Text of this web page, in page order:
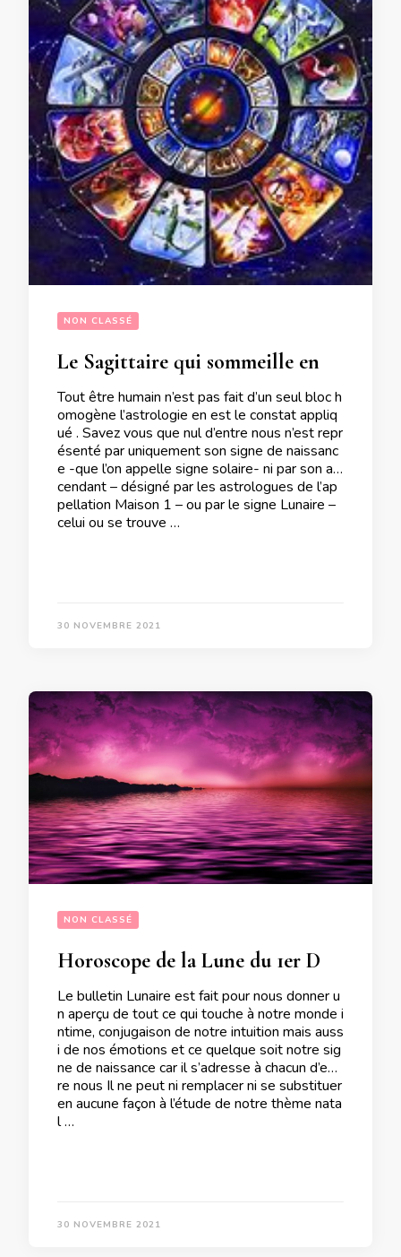
NON CLASSÉ
Tout être humain n’est pas fait d’un seul bloc h
omogène l’astrologie en est le constat appliq
ué . Savez vous que nul d’entre nous n’est repr
ésenté par uniquement son signe de naissanc
e -que l’on appelle signe solaire- ni par son as
cendant – désigné par les astrologues de l’ap
pellation Maison 1 – ou par le signe Lunaire –
celui ou se trouve …
30 NOVEMBRE 2021
NON CLASSÉ
Le bulletin Lunaire est fait pour nous donner u
n aperçu de tout ce qui touche à notre monde i
ntime, conjugaison de notre intuition mais auss
i de nos émotions et ce quelque soit notre sig
ne de naissance car il s’adresse à chacun d’ent
re nous Il ne peut ni remplacer ni se substituer
en aucune façon à l’étude de notre thème nata
l …
30 NOVEMBRE 2021